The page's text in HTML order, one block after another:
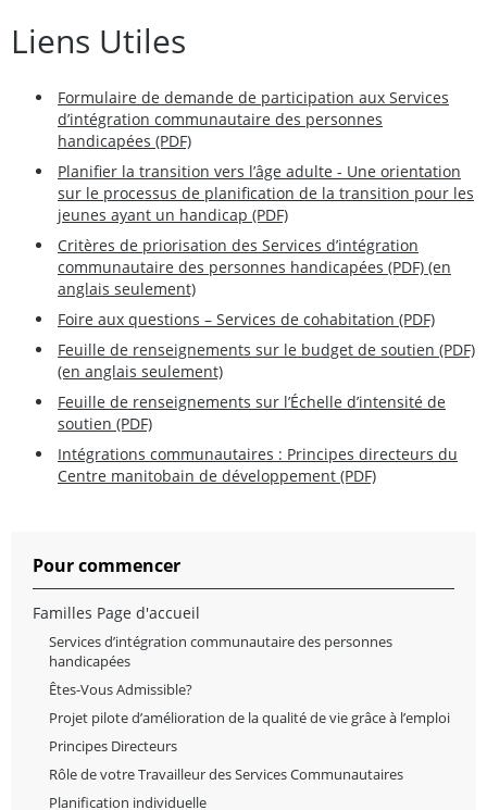
Liens Utiles
Formulaire de demande de participation aux Services
d’intégration communautaire des personnes
handicapées (PDF)
Planifier la transition vers l’âge adulte - Une orientation
sur le processus de planification de la transition pour les
jeunes ayant un handicap (PDF)
Critères de priorisation des Services d’intégration
communautaire des personnes handicapées (PDF) (en
anglais seulement)
Foire aux questions – Services de cohabitation (PDF)
Feuille de renseignements sur le budget de soutien (PDF)
(en anglais seulement)
Feuille de renseignements sur l’Échelle d’intensité de
soutien (PDF)
Intégrations communautaires : Principes directeurs du
Centre manitobain de développement (PDF)
Pour commencer
Familles Page d'accueil
Services d’intégration communautaire des personnes
handicapées
Êtes-Vous Admissible?
Projet pilote d’amélioration de la qualité de vie grâce à l’emploi
Principes Directeurs
Rôle de votre Travailleur des Services Communautaires
Planification individuelle